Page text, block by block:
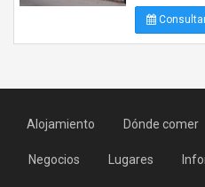
Alojamiento Dónde comer
Negocios Lugares